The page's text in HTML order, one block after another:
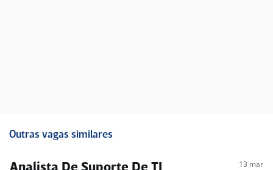
Outras vagas similares
13 mar